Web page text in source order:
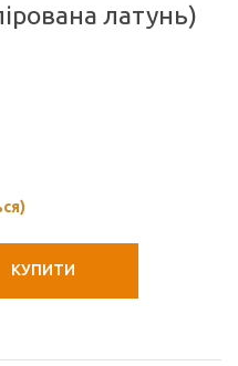
латунь)
КУПИТИ